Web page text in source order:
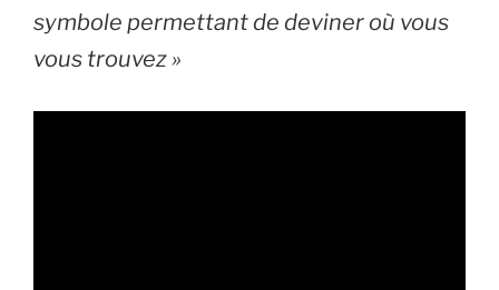
symbole permettant de deviner où vous
vous trouvez »